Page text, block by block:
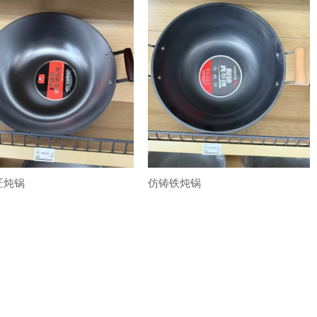
炖锅 仿铸铁炖锅